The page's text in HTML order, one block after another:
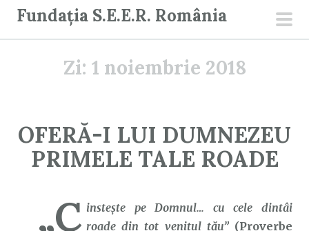
Fundația S.E.E.R. România
Zi: 1 noiembrie 2018
OFERĂ-I LUI DUMNEZEU
PRIMELE TALE ROADE
„C insteşte pe Domnul… cu cele dintâi
roade din tot venitul tău”(Proverbe